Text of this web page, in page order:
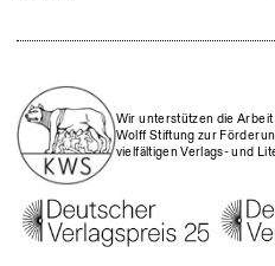
Wir unterstützen die
Wolff Stiftung zur
vielfältigen Verlags- und